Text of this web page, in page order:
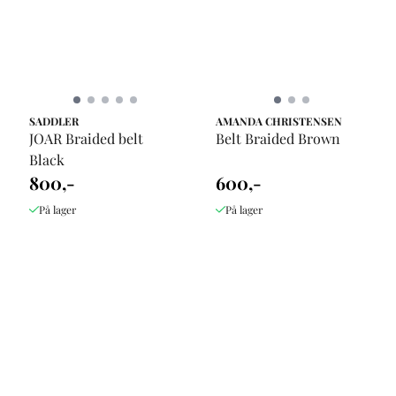
SADDLER
JOAR Braided belt
Black
800,-
På lager
AMANDA CHRISTENSEN
Belt Braided Brown
600,-
På lager